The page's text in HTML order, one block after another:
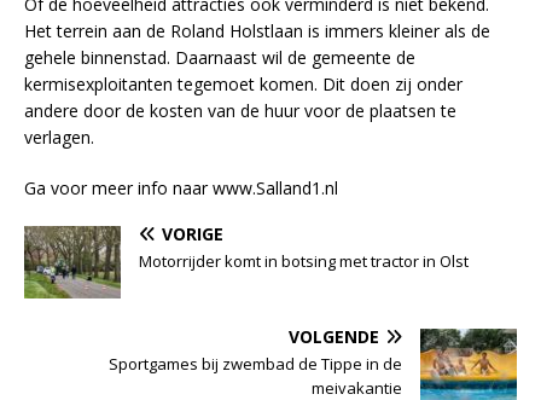
Het terrein aan de Roland Holstlaan is immers kleiner als de
gehele binnenstad. Daarnaast wil de gemeente de
kermisexploitanten tegemoet komen. Dit doen zij onder
andere door de kosten van de huur voor de plaatsen te
verlagen.
Ga voor meer info naar www.Salland1.nl
VORIGE
Motorrijder komt in botsing met tractor in Olst
VOLGENDE
Sportgames bij zwembad de Tippe in de
meivakantie